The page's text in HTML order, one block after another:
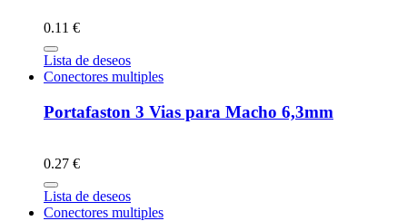
0.11 €
Lista de deseos
Conectores multiples
Portafaston 3 Vias para Macho 6,3mm
0.27 €
Lista de deseos
Conectores multiples